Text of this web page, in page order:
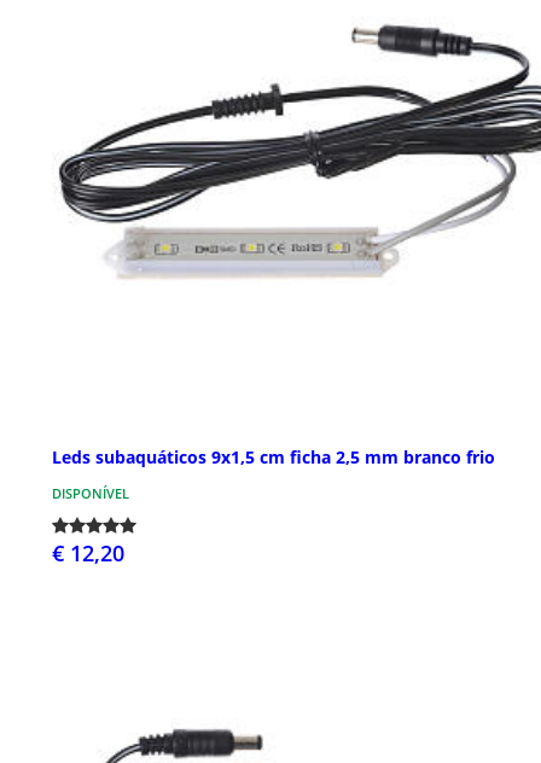
Leds subaquáticos 9x1,5 cm ficha 2,5 mm branco frio
DISPONÍVEL
€ 12,20